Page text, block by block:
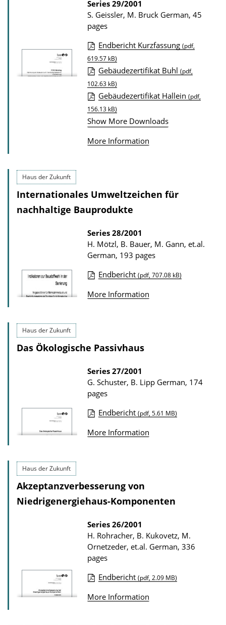
a
t
i
o
n
D
o
w
n
o
Series 29/2001
S. Geissler, M. Bruck German, 45
pages
P
u
b
l
i
c
a
n
D
o
w
n
l
a
Endbericht Kurzfassung (pdf,
619.57 kB)
Gebäudezertifikat Buhl (pdf,
102.63 kB)
Gebäudezertifikat Hallein (pdf,
156.13 kB)
Show More Downloads
More Information
Haus der Zukunft
Internationales Umweltzeichen für
nachhaltige Bauprodukte
Series 28/2001
H. Mötzl, B. Bauer, M. Gann, et.al.
German, 193 pages
u
i
a
t
i
o
n
n
l
a
d
s
Endbericht (pdf, 707.08 kB)
More Information
Haus der Zukunft
Das Ökologische Passivhaus
Series 27/2001
G. Schuster, B. Lipp German, 174
pages
u
i
c
t
i
o
n
D
o
Endbericht (pdf, 5.61 MB)
More Information
Haus der Zukunft
Akzeptanzverbesserung von
Niedrigenergiehaus-Komponenten
Series 26/2001
H. Rohracher, B. Kukovetz, M.
Ornetzeder, et.al. German, 336
pages
u
Endbericht (pdf, 2.09 MB)
More Information